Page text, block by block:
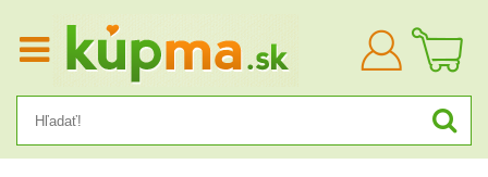
Prihlásiť
sa